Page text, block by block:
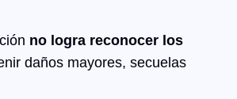
no logra reconocer los
daños mayores, secuelas